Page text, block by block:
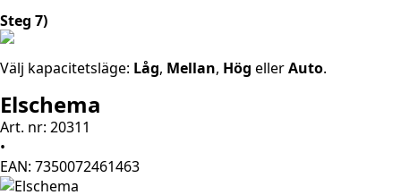
Steg 7)
Välj kapacitetsläge: Låg, Mellan, Hög ellerAuto.
Elschema
Art. nr: 20311
•
EAN: 7350072461463